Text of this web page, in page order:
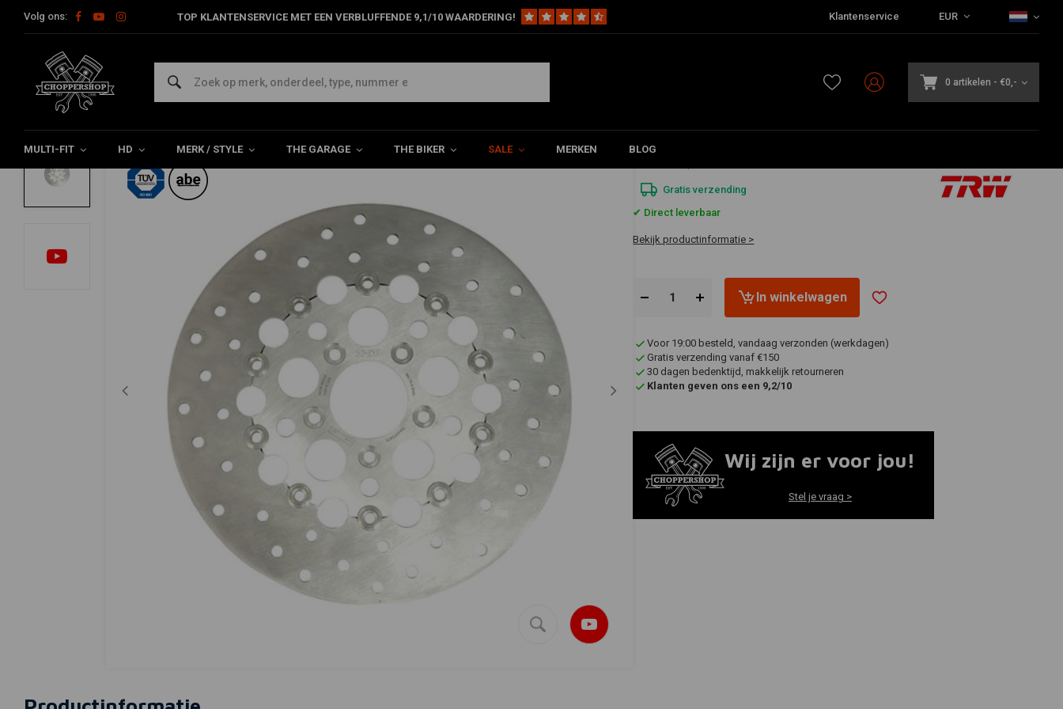
Volg ons: TOP KLANTENSERVICE MET EEN VERBLUFFENDE 9,1/10 WAARDERING! Klantenservice EUR
0 artikelen - €0,-
MULTI-FIT HD MERK / STYLE THE GARAGE THE BIKER SALE MERKEN BLOG
Home HD Harley onderhoud Remdelen Voorremschijf Remrotor OEM aangepaste stijl Zwevend Voor links en rechts MSW500VS
TRW
Remrotor OEM aangepaste stijl Zwevend Voor links en rechts MSW500VS
€235,25
Gratis verzending
✔ Direct leverbaar
Bekijk productinformatie >
In winkelwagen
Voor 19:00 besteld, vandaag verzonden (werkdagen)
Gratis verzending vanaf €150
30 dagen bedenktijd, makkelijk retourneren
Klanten geven ons een 9,2/10
Wij zijn er voor jou!
Stel je vraag >